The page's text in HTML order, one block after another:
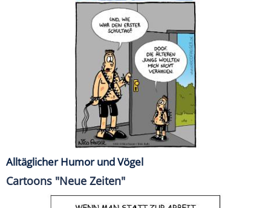
Alltäglicher Humor und Vögel
Cartoons "Neue Zeiten"